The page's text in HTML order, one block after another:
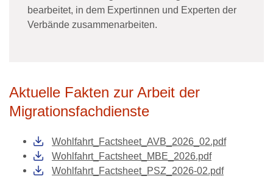
bearbeitet, in dem Expertinnen und Experten der
Verbände zusammenarbeiten.
Aktuelle Fakten zur Arbeit der
Migrationsfachdienste
Wohlfahrt_Factsheet_AVB_2026_02.pdf
Wohlfahrt_Factsheet_MBE_2026.pdf
Wohlfahrt_Factsheet_PSZ_2026-02.pdf